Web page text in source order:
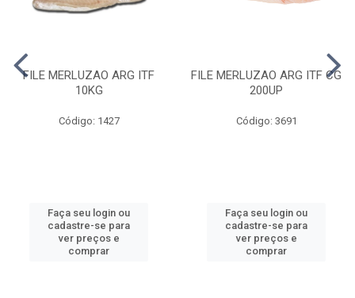
FILE MERLUZAO ARG ITF
10KG
Código: 1427
Faça seu login ou
cadastre-se para
ver preços e
comprar
FILE MERLUZAO ARG ITF CG
200UP
Código: 3691
Faça seu login ou
cadastre-se para
ver preços e
comprar